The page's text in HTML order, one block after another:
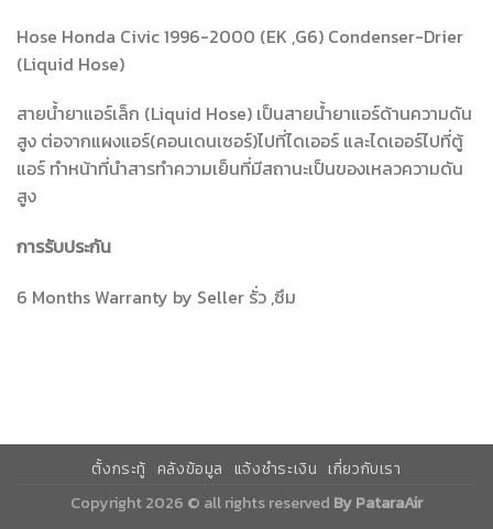
Hose Honda Civic 1996-2000 (EK ,G6) Condenser-Drier
(Liquid Hose)
สายน้ำยาแอร์เล็ก (Liquid Hose) เป็นสายน้ำยาแอร์ด้านความดัน
สูง ต่อจากแผงแอร์(คอนเดนเซอร์)ไปที่ไดเออร์ และไดเออร์ไปที่ตู้
แอร์ ทำหน้าที่นำสารทำความเย็นที่มีสถานะเป็นของเหลวความดัน
สูง
การรับประกัน
6 Months Warranty by Seller รั่ว ,ซึม
ตั้งกระทู้ คลังข้อมูล แจ้งชำระเงิน เกี่ยวกับเรา
Copyright 2026 © all rights reserved By PataraAir